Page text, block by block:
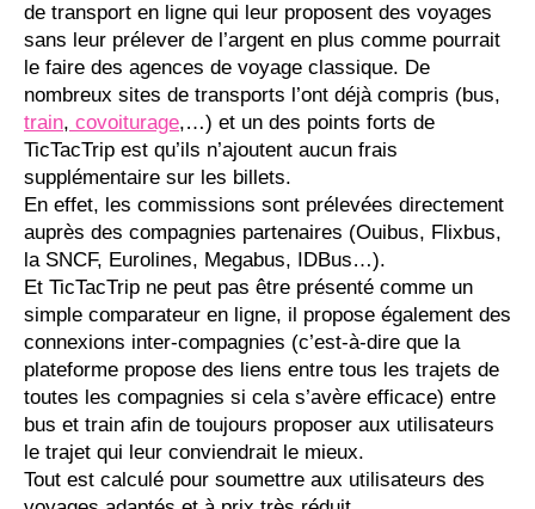
de transport en ligne qui leur proposent des voyages
sans leur prélever de l’argent en plus comme pourrait
le faire des agences de voyage classique. De
nombreux sites de transports l’ont déjà compris (bus,
train, covoiturage,…) et un des points forts de
TicTacTrip est qu’ils n’ajoutent aucun frais
supplémentaire sur les billets.
En effet, les commissions sont prélevées directement
auprès des compagnies partenaires (Ouibus, Flixbus,
la SNCF, Eurolines, Megabus, IDBus…).
Et TicTacTrip ne peut pas être présenté comme un
simple comparateur en ligne, il propose également des
connexions inter-compagnies (c’est-à-dire que la
plateforme propose des liens entre tous les trajets de
toutes les compagnies si cela s’avère efficace) entre
bus et train afin de toujours proposer aux utilisateurs
le trajet qui leur conviendrait le mieux.
Tout est calculé pour soumettre aux utilisateurs des